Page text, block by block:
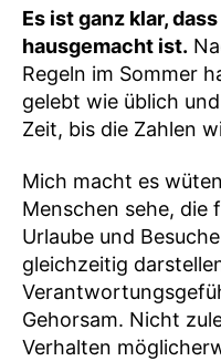
Es ist ganz klar,
hausgemacht ist.
Regeln im Sommer
gelebt wie üblich
Zeit, bis die Zahlen
Mich macht es
Menschen sehe, die
Urlaube und
gleichzeitig
Gehorsam. Nicht
Verhalten